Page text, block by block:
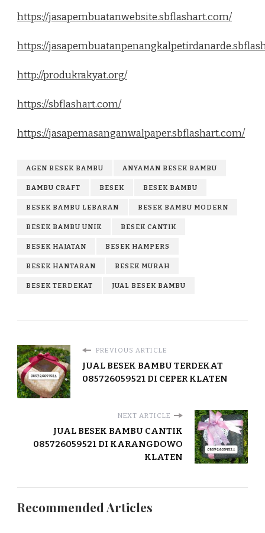
https://jasapembuatanwebsite.sbflashart.com/
https://
http://produkrakyat.org/
https://sbflashart.com/
https://jasapemasanganwalpaper.sbflashart.com/
AGEN BESEK BAMBU ANYAMAN BESEK BAMBU
BAMBU CRAFT BESEK BESEK BAMBU
BESEK BAMBU LEBARAN BESEK BAMBU MODERN
BESEK BAMBU UNIK BESEK CANTIK
BESEK HAJATAN BESEK HAMPERS
BESEK HANTARAN BESEK MURAH
BESEK TERDEKAT JUAL BESEK BAMBU
PREVIOUS ARTICLE
JUAL BESEK BAMBU TERDEKAT
085726059521 DI CEPER KLATEN
NEXT ARTICLE
JUAL BESEK BAMBU CANTIK
085726059521 DI KARANGDOWO
KLATEN
Recommended Articles